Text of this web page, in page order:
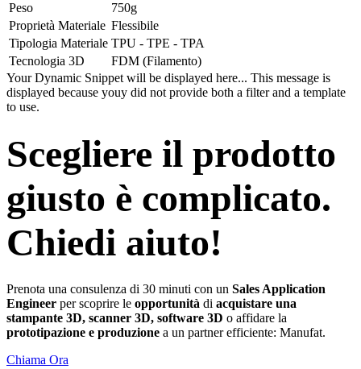
Peso
750g
Proprietà Materiale Flessibile
Tipologia Materiale TPU - TPE - TPA
Tecnologia 3D
FDM (Filamento)
Your Dynamic Snippet will be displayed here... This message is
displayed because youy did not provide both a filter and a template
to use.
Scegliere il prodotto
giusto è complicato.
Chiedi aiuto!
Prenota una consulenza di 30 minuti con un Sales Application
Engineer per scoprire le opportunità di acquistare una
stampante 3D, scanner 3D, software 3D o affidare la
prototipazione e produzione a un partner efficiente: Manufat.
Chiama Ora